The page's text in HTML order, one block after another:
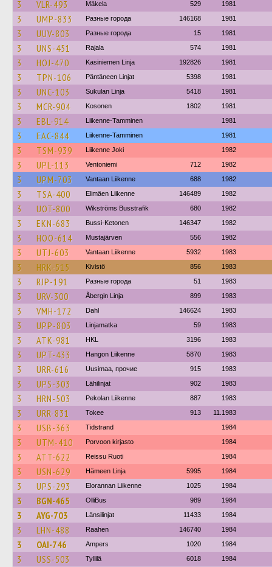
3 VLR-493 Mäkela 529 1981
3 UMP-833 Разные города 146168 1981
3 UUV-803 Разные города 15 1981
3 UNS-451 Rajala 574 1981
3 HOJ-470 Kasiniemen Linja 192826 1981
3 TPN-106 Päntäneen Linjat 5398 1981
3 UNC-103 Sukulan Linja 5418 1981
3 MCR-904 Kosonen 1802 1981
3 EBL-914 Liikenne-Tamminen 1981
3 EAC-844 Liikenne-Tamminen 1981
3 TSM-939 Liikenne Joki 1982
3 UPL-113 Ventoniemi 712 1982
3 UPM-703 Vantaan Liikenne 688 1982
3 TSA-400 Elimäen Liikenne 146489 1982
3 UOT-800 Wikströms Busstrafik 680 1982
3 EKN-683 Bussi-Ketonen 146347 1982
3 HOO-614 Mustajärven 556 1982
3 UTJ-603 Vantaan Liikenne 5932 1983
3 HRK-515 Kivistö 856 1983
3 RJP-191 Разные города 51 1983
3 URV-300 Åbergin Linja 899 1983
3 VMH-172 Dahl 146624 1983
3 UPP-803 Linjamatka 59 1983
3 ATK-981 HKL 3196 1983
3 UPT-433 Hangon Liikenne 5870 1983
3 URR-616 Uusimaa, прочие 915 1983
3 UPS-303 Lähilinjat 902 1983
3 HRN-503 Pekolan Liikenne 887 1983
3 URR-831 Tokee 913 11.1983
3 USB-363 Tidstrand 1984
3 UTM-410 Porvoon kirjasto 1984
3 ATT-622 Reissu Ruoti 1984
3 USN-629 Hämeen Linja 5995 1984
3 UPS-293 Elorannan Liikenne 1025 1984
3 BGN-465 OlliBus 989 1984
3 AYG-703 Länsilinjat 11433 1984
3 LHN-488 Raahen 146740 1984
3 OAI-746 Ampers 1020 1984
3 USS-503 Tyllilä 6018 1984